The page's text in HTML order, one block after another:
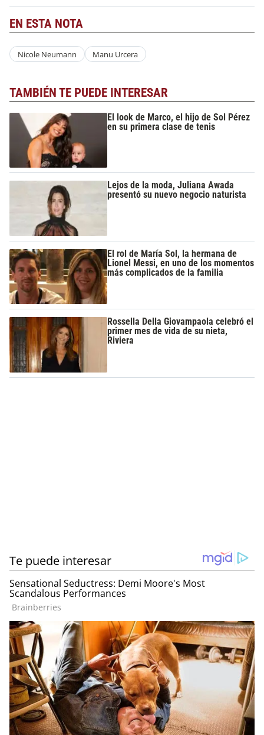
EN ESTA NOTA
Nicole Neumann Manu Urcera
TAMBIÉN TE PUEDE INTERESAR
El look de Marco, el hijo de Sol Pérez
en su primera clase de tenis
Lejos de la moda, Juliana Awada
presentó su nuevo negocio naturista
El rol de María Sol, la hermana de
Lionel Messi, en uno de los momentos
más complicados de la familia
Rossella Della Giovampaola celebró el
primer mes de vida de su nieta,
Riviera